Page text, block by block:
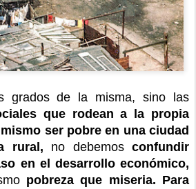
grados de la misma, sino las
que rodean a la propia
ser pobre en una ciudad
rural, no debemosconfundir
en el desarrollo económico,
pobreza que miseria. Para